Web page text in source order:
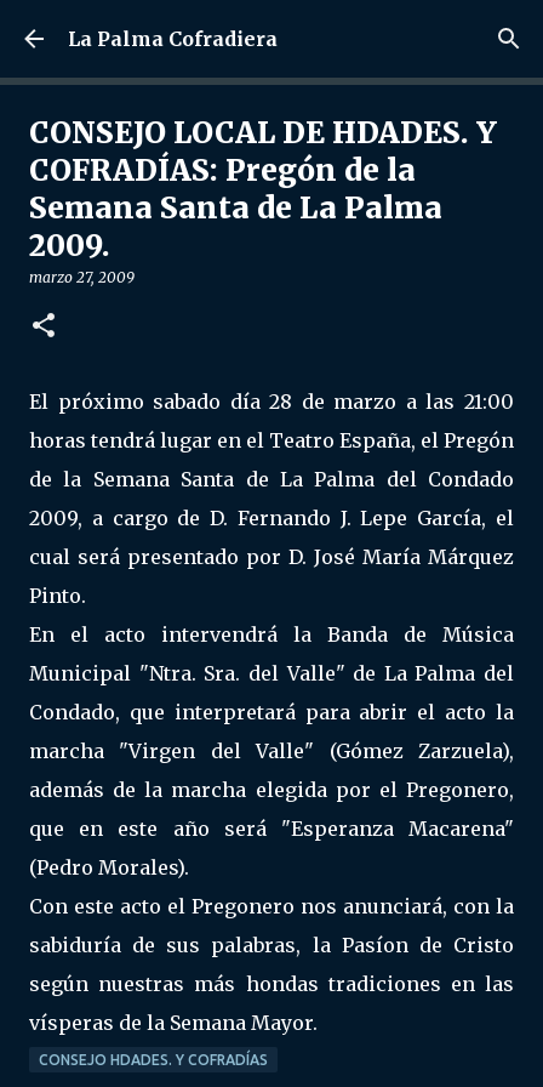
Ir al contenido principal
La Palma Cofradiera
CONSEJO LOCAL DE HDADES. Y
COFRADÍAS: Pregón de la
Semana Santa de La Palma
2009.
marzo 27, 2009
El próximo sabado día 28 de marzo a las 21:00
horas tendrá lugar en el Teatro España, el Pregón
de la Semana Santa de La Palma del Condado
2009, a cargo de D. Fernando J. Lepe García, el
cual será presentado por D. José María Márquez
Pinto.
En el acto intervendrá la Banda de Música
Municipal "Ntra. Sra. del Valle" de La Palma del
Condado, que interpretará para abrir el acto la
marcha "Virgen del Valle" (Gómez Zarzuela),
además de la marcha elegida por el Pregonero,
que en este año será "Esperanza Macarena"
(Pedro Morales).
Con este acto el Pregonero nos anunciará, con la
sabiduría de sus palabras, la Pasíon de Cristo
según nuestras más hondas tradiciones en las
vísperas de la Semana Mayor.
CONSEJO HDADES. Y COFRADÍAS